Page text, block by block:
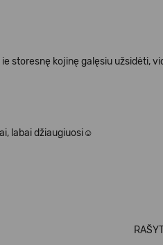
storesnę kojinę galęsiu užsidėti,
labai džiaugiuosi☺